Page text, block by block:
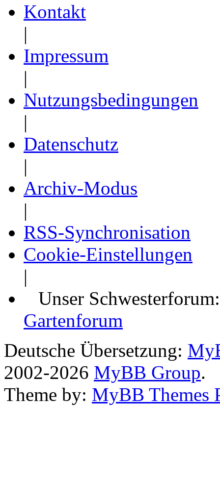
Kontakt
|
Impressum
|
Nutzungsbedingungen
|
Datenschutz
|
Archiv-Modus
|
RSS-Synchronisation
Cookie-Einstellungen
|
Unser
Gartenforum
Deutsche Übersetzung:
2002-2026 MyBB Group.
Theme by: MyBB Themes